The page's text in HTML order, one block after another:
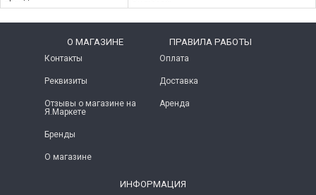
O МАГАЗИНЕ
Контакты
Реквизиты
Отзывы о магазине на
Я.Маркете
Бренды
О магазине
ПРАВИЛА РАБОТЫ
Оплата
Доставка
Аренда
ИНФОРМАЦИЯ